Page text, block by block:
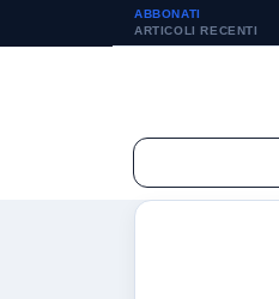
ABBONATI
ARTICOLI RECENTI